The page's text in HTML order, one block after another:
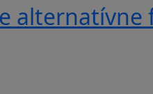
alternatívne